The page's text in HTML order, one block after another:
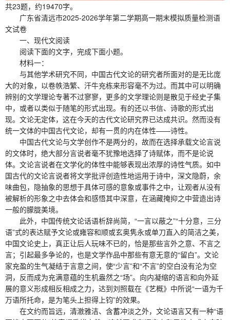
共23题，约19470字。
广东省清远市2025-2026学年第二学期高一期末模拟质量检测语
文试卷
一、现代文阅读
阅读下面的文字，完成下面小题。
材料一：
与其他学术研究不同，中国古代文论的研究者所面对的是无比庞
大的对象，以卷帙浩繁、汗牛充栋来形容毫不为过。而其中可以明确
辨别的文学理论专著不过寥寥，更多的文学理论则是散见于经史子集
中，或者以类似于随笔的形式出现。有的还以书信、诗歌的形式出
现。文论无定体，这在今天的古代文论研究界已达成共识。然而没有
统一文体的中国古代文论，却有一贯的内在体性——诗性。
中国古代文论与文学创作不是两分的，故而在选择承载文论言说
的文体时，绝大部分言说者毫不犹豫地选择了诗赋体，而不是论说
体。文论言说者在文学化的体性中能够表现出浓厚的诗性气质。如中
国古代的文论言说者将文学批评创造性地运用于诗中，深文隐蔚，余
味曲包，隐抽象的思想于具体可感的意象或事件之中，让观者从没有
被解析的形象之中去体会和感悟其中深意，在涵藏掩抑之中营造出诗
一般的朦胧美境。
此外，中国传统文论话语析辞尚简，“一言以蔽之”“十分意，三分
语”式的表达赋予文论或雍容和顺或玄奥隽永或单刀直入的简洁之美，
中国文论史上，真正让后人玩味不已的，恰是那些言外之意、不言之
言；引起最多争论的，也是文学作品中那些有意无意的“留白”。文论
家充盈的生气凝结于言意之间，使“少言”和“不言”的空白没有沦为空
洞，反而成为充满意蕴的生机盎然之“场”。向内凝缩的语言和向外延
展的意义形成相反相成之力，达到刘照载在《艺概》中所说“一语为千
万语所托命，是为笔头上担得上钧”的效果。
在文约而旨远，清澈雅洁、含蓄冲淡之外，文论语言又有一种“语